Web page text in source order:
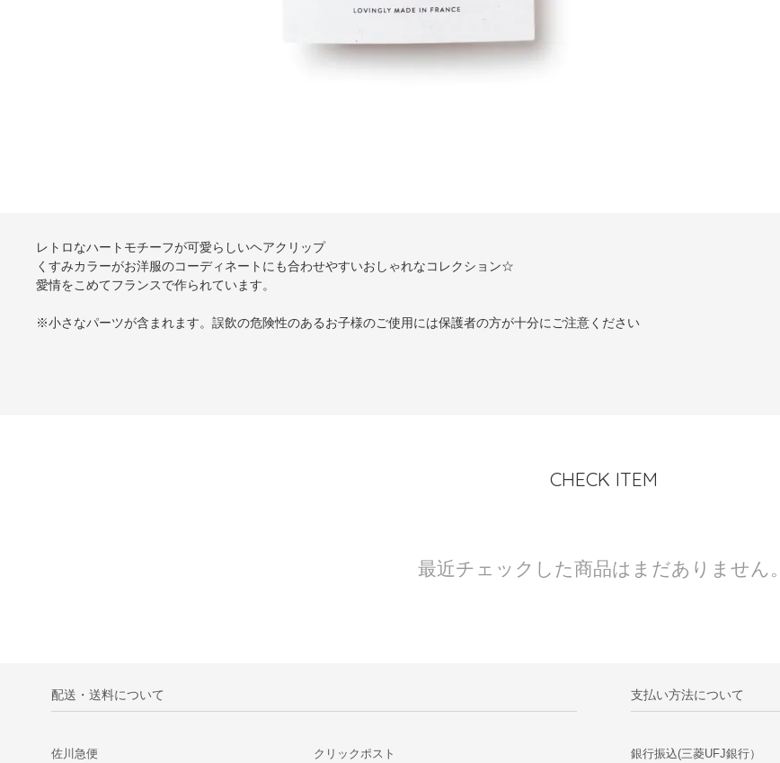
レトロなハートモチーフが可愛らしいヘアクリップ
くすみカラーがお洋服のコーディネートにも合わせやすいおしゃれなコレクション☆
愛情をこめてフランスで作られています。
※小さなパーツが含まれます。誤飲の危険性のあるお子様のご使用には保護者の方が十分にご注意ください
CHECK ITEM
最近チェックした商品はまだありません。
配送・送料について
佐川急便 クリックポスト
支払い方法について
銀行振込(三菱UFJ銀行）